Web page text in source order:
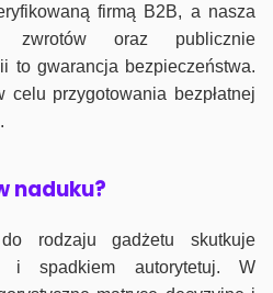
firmą B2B, a nasza
zwrotów oraz publicznie
to gwarancja bezpieczeństwa.
celu przygotowania bezpłatnej
naduku?
rodzaju gadżetu skutkuje
i spadkiem autorytetuj. W